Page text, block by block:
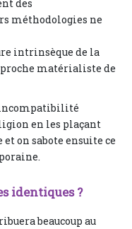
des
méthodologies ne
intrinsèque de la
matérialiste de
en les plaçant
et on sabote ensuite ce
identiques ?
beaucoup au